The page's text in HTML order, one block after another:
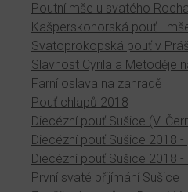
Poutní mše u svatého Rocha
Kašperskohorská pouť -
Svatoprokopská pouť v
Slavnost Cyrila a Metoděje
Farní oslava na zahradě
Pouť chlapů 2018
Diecézní pouť Sušice (V.
Diecézní pouť Sušice 2018 -
Diecézní pouť Sušice 2018
První svaté přijímání Sušice